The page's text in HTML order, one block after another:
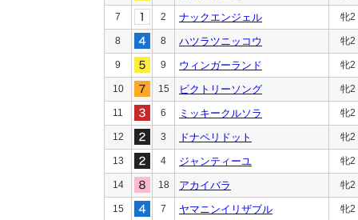
7 2 ナックエンジェル 牝2
8 8 ハツラツニッコウ 牝2
9 9 ウィンガーランド 牝2
10 15 ビクトリーソング 牝2
11 6 ミッキークルソラ 牝2
12 3 ドナペリドット 牝2
13 4 ジャンティーユ 牝2
14 18 アカイバラ 牝2
15 7 ヤマニンイリザブル 牝2